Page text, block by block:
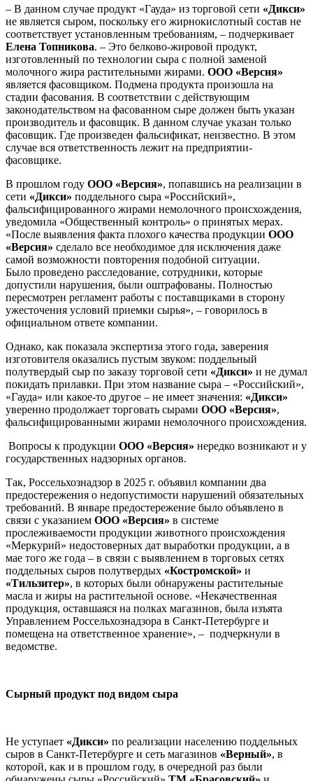
– В данном случае продукт «Гауда» из торговой сети «Дикси»
не является сыром, поскольку его жирнокислотный состав не
соответствует установленным требованиям, – подчеркивает
Елена Топникова. – Это белково-жировой продукт,
изготовленный по технологии сыра с полной заменой
молочного жира растительными жирами. ООО «Версия»
является фасовщиком. Подмена продукта произошла на
стадии фасования. В соответствии с действующим
законодательством на фасованном сыре должен быть указан
производитель и фасовщик. В данном случае указан только
фасовщик. Где произведен фальсификат, неизвестно. В этом
случае вся ответственность лежит на предприятии-
фасовщике.
В прошлом году ООО «Версия», попавшись на реализации в
сети «Дикси» поддельного сыра «Российский»,
фальсифицированного жирами немолочного происхождения,
уведомила «Общественный контроль» о принятых мерах.
«После выявления факта плохого качества продукции ООО
«Версия» сделало все необходимое для исключения даже
самой возможности повторения подобной ситуации.
Было проведено расследование, сотрудники, которые
допустили нарушения, были оштрафованы. Полностью
пересмотрен регламент работы с поставщиками в сторону
ужесточения условий приемки сырья», – говорилось в
официальном ответе компании.
Однако, как показала экспертиза этого года, заверения
изготовителя оказались пустым звуком: поддельный
полутвердый сыр по заказу торговой сети «Дикси» и не думал
покидать прилавки. При этом название сыра – «Российский»,
«Гауда» или какое-то другое – не имеет значения: «Дикси»
уверенно продолжает торговать сырами ООО «Версия»,
фальсифицированными жирами немолочного происхождения.
Вопросы к продукции ООО «Версия» нередко возникают и у
государственных надзорных органов.
Так, Россельхознадзор в 2025 г. объявил компании два
предостережения о недопустимости нарушений обязательных
требований. В январе предостережение было объявлено в
связи с указанием ООО «Версия» в системе
прослеживаемости продукции животного происхождения
«Меркурий» недостоверных дат выработки продукции, а в
мае того же года – в связи с выявлением в торговых сетях
поддельных сыров полутвердых «Костромской» и
«Тильзитер», в которых были обнаружены растительные
масла и жиры на растительной основе. «Некачественная
продукция, оставшаяся на полках магазинов, была изъята
Управлением Россельхознадзора в Санкт-Петербурге и
помещена на ответственное хранение», – подчеркнули в
ведомстве.
Сырный продукт под видом сыра
Не уступает «Дикси» по реализации населению поддельных
сыров в Санкт-Петербурге и сеть магазинов «Верный», в
которой, как и в прошлом году, в очередной раз были